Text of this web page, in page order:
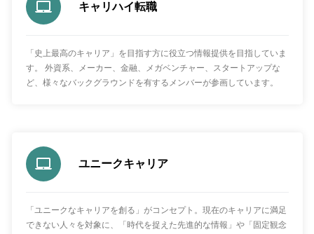
キャリハイ転職
「史上最高のキャリア」を目指す方に役立つ情報提供を目指していま
す。 外資系、メーカー、金融、メガベンチャー、スタートアップな
ど、様々なバックグラウンドを有するメンバーが参画しています。
ユニークキャリア
「ユニークなキャリアを創る」がコンセプト。現在のキャリアに満足
できない人々を対象に、「時代を捉えた先進的な情報」や「固定観念